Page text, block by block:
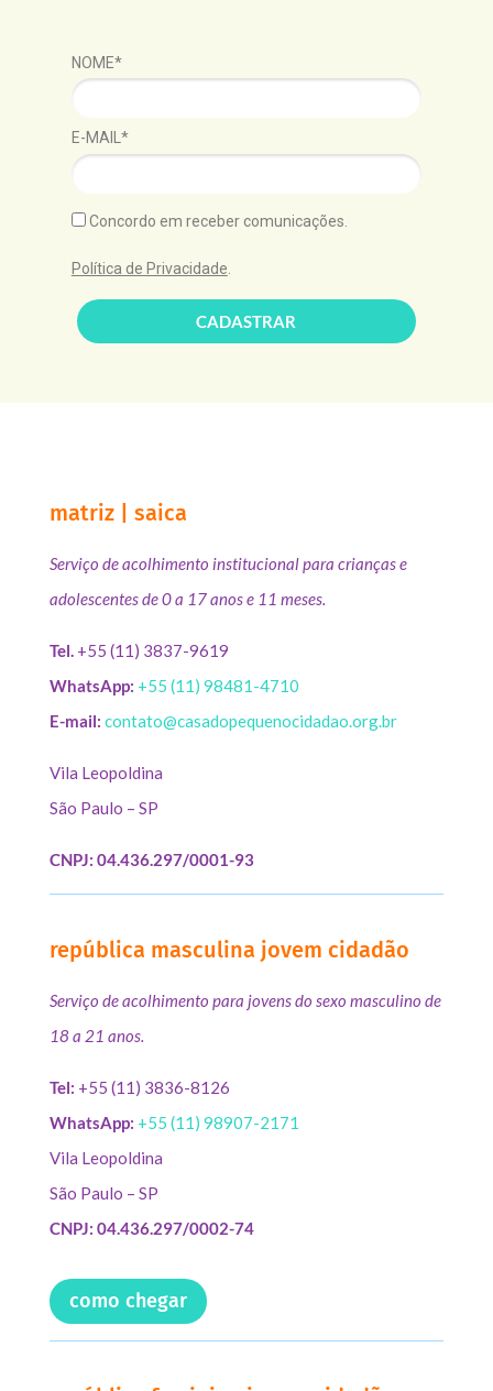
NOME*
E-MAIL*
Concordo em receber comunicações.
Política de Privacidade
CADASTRAR
matriz | saica
Serviço de acolhimento institucional para crianças e
adolescentes de 0 a 17 anos e 11 meses.
Tel.+55 (11) 3837-9619
WhatsApp: +55 (11) 98481-4710
E-mail: contato@casadopequenocidadao.org.br
Vila Leopoldina
São Paulo – SP
CNPJ: 04.436.297/0001-93
república masculina jovem cidadão
Serviço de acolhimento para jovens do sexo masculino de
18 a 21 anos.
Tel: +55 (11) 3836-8126
WhatsApp: +55 (11) 98907-2171
Vila Leopoldina
São Paulo – SP
CNPJ: 04.436.297/0002-74
como chegar